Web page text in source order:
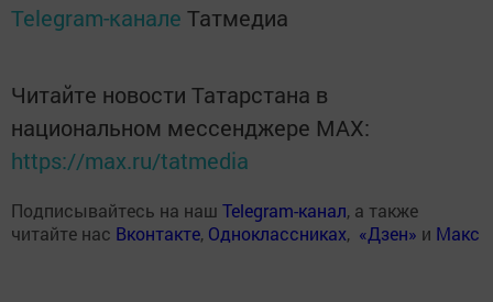
Telegram-канале Татмедиа
Читайте новости Татарстана в
национальном мессенджере MАХ:
https://max.ru/tatmedia
Подписывайтесь на наш Telegram-канал, а также
читайте нас Вконтакте, Одноклассниках, «Дзен» и Макс